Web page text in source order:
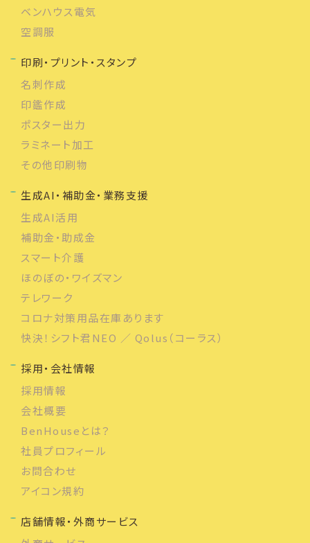
ベンハウス電気
空調服
印刷・プリント・スタンプ
名刺作成
印鑑作成
ポスター出力
ラミネート加工
その他印刷物
生成AI・補助金・業務支援
生成AI活用
補助金・助成金
スマート介護
ほのぼの・ワイズマン
テレワーク
コロナ対策用品在庫あります
快決！シフト君NEO ／ Qolus（コーラス）
採用・会社情報
採用情報
会社概要
BenHouseとは？
社員プロフィール
お問合わせ
アイコン規約
店舗情報・外商サービス